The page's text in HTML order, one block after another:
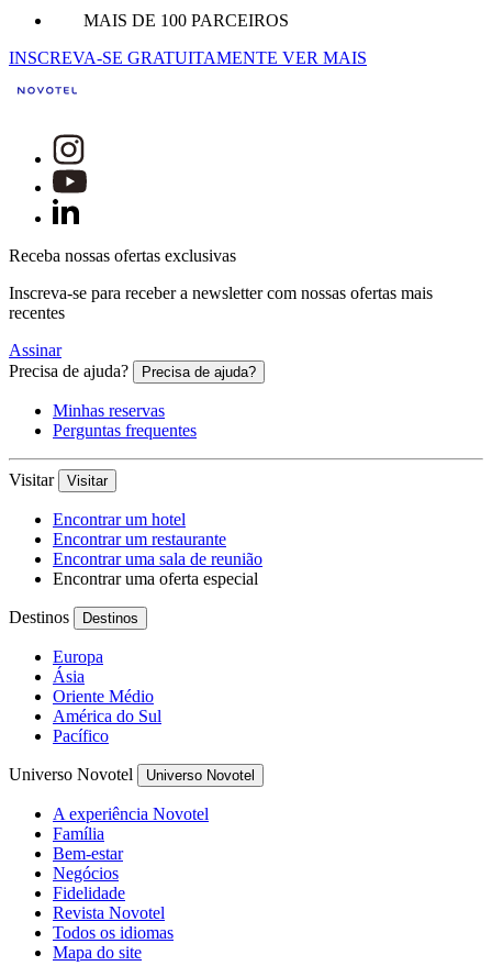
MAIS DE 100 PARCEIROS
INSCREVA-SE GRATUITAMENTE VER MAIS
Receba nossas ofertas exclusivas
Inscreva-se para receber a newsletter com nossas ofertas mais
recentes
Assinar
Precisa de ajuda?
Precisa de ajuda?
Minhas reservas
Perguntas frequentes
Visitar Visitar
Encontrar um hotel
Encontrar um restaurante
Encontrar uma sala de reunião
Encontrar uma oferta especial
Destinos Destinos
Europa
Ásia
Oriente Médio
América do Sul
Pacífico
Universo Novotel Universo Novotel
A experiência Novotel
Família
Bem-estar
Negócios
Fidelidade
Revista Novotel
Todos os idiomas
Mapa do site